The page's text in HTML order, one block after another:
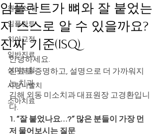
원장소개
임플란트
치아교정
일반진료
심미보철
사랑니발치
소아치료
임플란트가 뼈와 잘 붙었는
지 스스로 알 수 있을까요?
진짜 기준(ISQ)
안녕하세요.
진료로 증명하고, 설명으로 더 가까워지
는 치과
김해 외동 미소치과 대표원장 고경환입니
다.
1. “잘 붙었나요…?” 많은 분들이 가장 먼
저 물어보시는 질문